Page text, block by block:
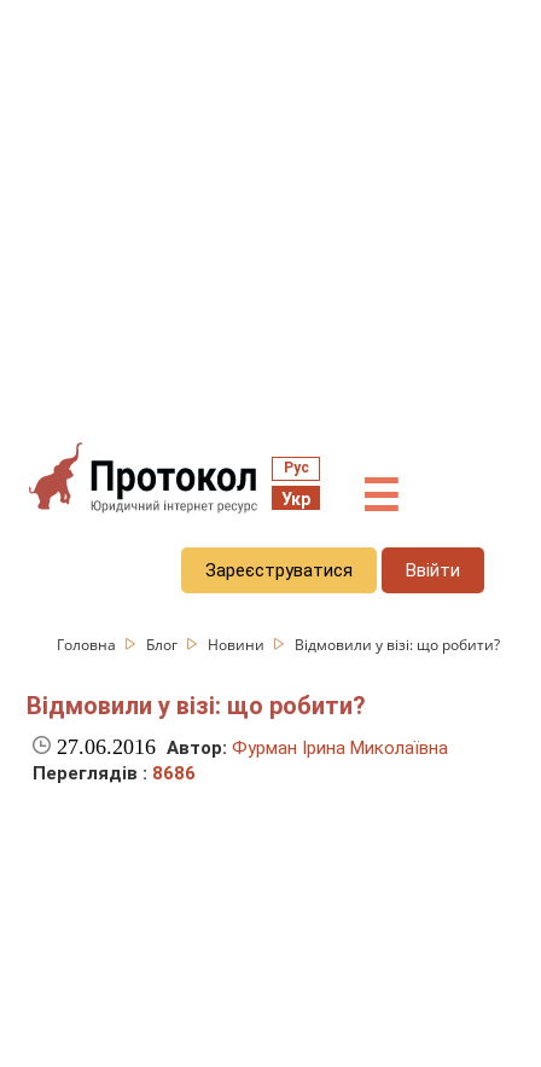
Рус
Укр ☰
Зареєструватися Ввійти
Головна Блог Новини Відмовили у візі: що робити?
Відмовили у візі: що робити?
27.06.2016 Автор: Фурман Ірина Миколаївна
Переглядів : 8686